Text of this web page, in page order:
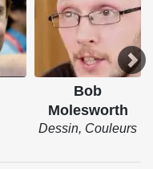
Bob
Molesworth
Dessin, Couleurs